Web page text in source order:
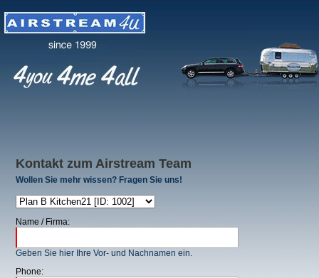
Kontakt zum Airstream Team
Wollen Sie mehr wissen? Fragen Sie uns!
Name / Firma:
Geben Sie hier Ihre Vor- und Nachnamen ein.
Phone: